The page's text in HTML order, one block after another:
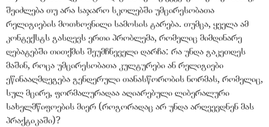
შეიძლება თუ არა საჯარო სკოლებში უმცირესობათა
რელიგიების მოთხოვნილი სამოსის ტარება. თუმცა, ყველა ამ
კონტექსტს გასდევს ერთი პრობლემა, რომელიც მიმდინარე
დებატებში თითქმის შეუმჩნეველი დარჩა: რა უნდა გაკეთდეს
მაშინ, როცა უმცირესობათა კულტურები ან რელიგიები
ეწინააღმდეგება გენდერული თანასწორობის ნორმას, რომელიც,
სულ მცირე, ფორმალურადაა აღიარებული ლიბერალური
სახელმწიფოების მიერ (როგორადაც არ უნდა არღვევდნენ მას
პრაქტიკაში)?